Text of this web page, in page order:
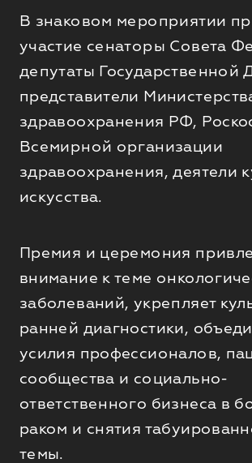
В знаковом мероприятии
участие сенаторы Совета
депутаты Государственной
представители
здравоохранения РФ,
Всемирной организации
здравоохранения, деятели
искусства.
Премия и церемония
внимание к теме
заболеваний, укрепляет
ранней диагностики,
усилия профессионалов,
сообщества и социально-
ответственного бизнеса в
раком и снятия
темы.